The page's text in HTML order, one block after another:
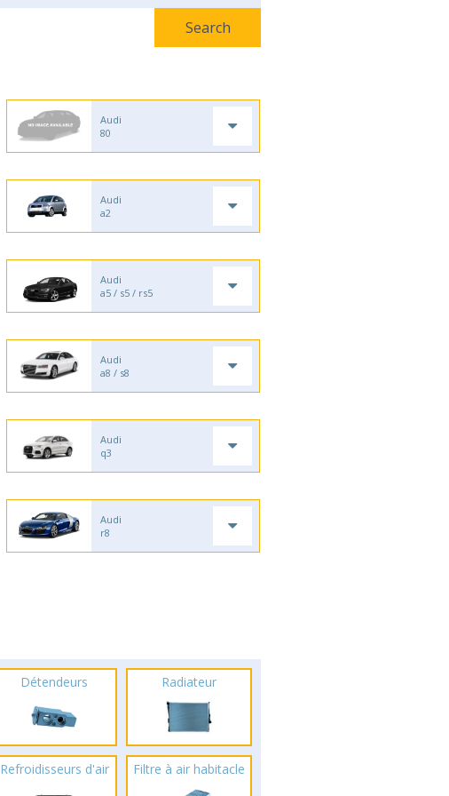
Audi
80
Audi
a2
Audi
a5 / s5 / rs5
Audi
a8 / s8
Audi
q3
Audi
r8
Détendeurs Radiateur
Refroidisseurs d'air Filtre à air habitacle